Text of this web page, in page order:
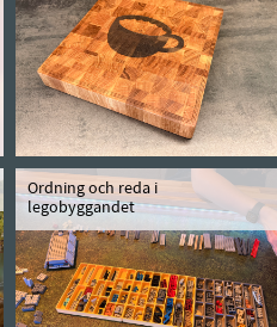
Ordning och reda i
legobyggandet